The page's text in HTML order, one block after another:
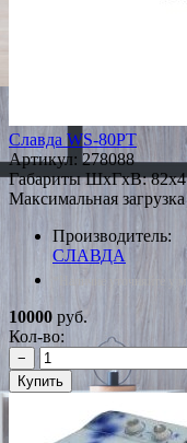
Славда WS-80РТ
Артикул: 278088
Габариты ШxГxВ:
Максимальная
Производитель:
СЛАВДА
*Наличие уточняйте у
10000 руб.
Кол-во:
−
Купить